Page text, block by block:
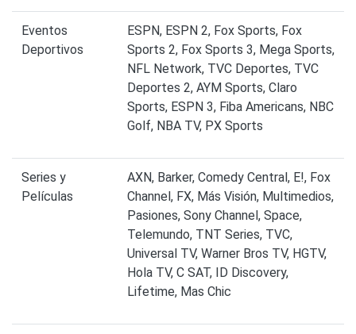
Eventos
Deportivos
ESPN, ESPN 2, Fox Sports, Fox
Sports 2, Fox Sports 3, Mega Sports,
NFL Network, TVC Deportes, TVC
Deportes 2, AYM Sports, Claro
Sports, ESPN 3, Fiba Americans, NBC
Golf, NBA TV, PX Sports
Series y
Películas
AXN, Barker, Comedy Central, E!, Fox
Channel, FX, Más Visión, Multimedios,
Pasiones, Sony Channel, Space,
Telemundo, TNT Series, TVC,
Universal TV, Warner Bros TV, HGTV,
Hola TV, C SAT, ID Discovery,
Lifetime, Mas Chic